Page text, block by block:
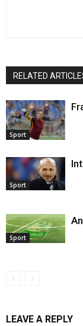
RELATED
Sport
Sport
Sport
LEAVE A REPLY